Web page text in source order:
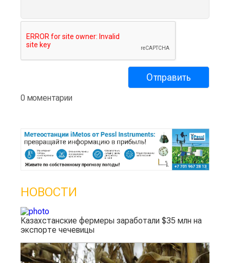
0 моментарии
НОВОСТИ
Казахстанские фермеры заработали $35 млн на
экспорте чечевицы